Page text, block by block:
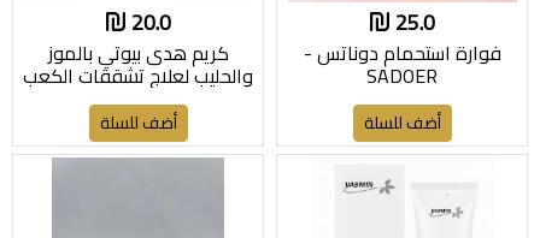
25.0
فوارة استحمام دوناتس -
SADOER
أضف للسلة
20.0
كريم هدى بيوتي بالموز
والحليب لعلاج تشققات الكعب
أضف للسلة